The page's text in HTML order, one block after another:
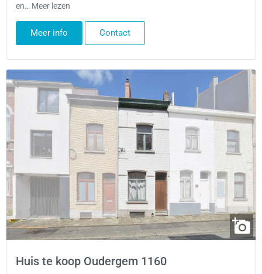
en… Meer lezen
Meer info Contact
Huis te koop Oudergem 1160